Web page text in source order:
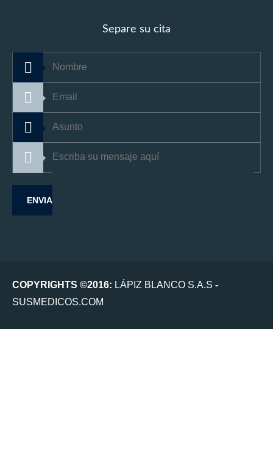
Separe su cita
COPYRIGHTS ©2016: LÁPIZ BLANCO S.A.S -
SUSMEDICOS.COM